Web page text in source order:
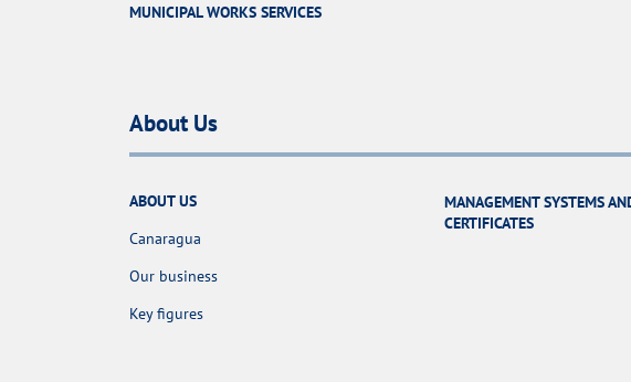
MUNICIPAL WORKS SERVICES
About Us
ABOUT US
Canaragua
Our business
Key figures
MANAGEMENT SYSTEMS
CERTIFICATES